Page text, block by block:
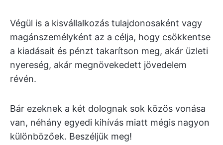
Végül is a kisvállalkozás tulajdonosaként vagy
magánszemélyként az a célja, hogy csökkentse
a kiadásait és pénzt takarítson meg, akár üzleti
nyereség, akár megnövekedett jövedelem
révén.
Bár ezeknek a két dolognak sok közös vonása
van, néhány egyedi kihívás miatt mégis nagyon
különbözőek. Beszéljük meg!